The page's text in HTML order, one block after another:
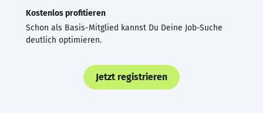
Kostenlos profitieren
Schon als Basis-Mitglied kannst Du Deine Job-Suche
deutlich optimieren.
Jetzt registrieren